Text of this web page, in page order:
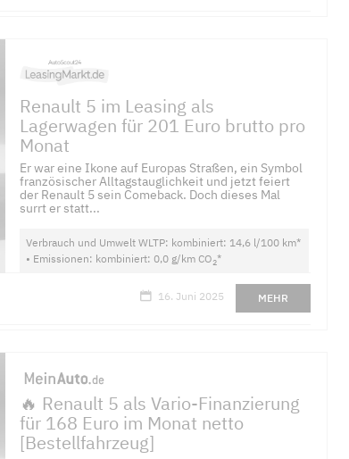
Renault 5 im Leasing als
Lagerwagen für 201 Euro brutto pro
Monat
Er war eine Ikone auf Europas Straßen, ein Symbol
französischer Alltagstauglichkeit und jetzt feiert
der Renault 5 sein Comeback. Doch dieses Mal
surrt er statt...
Verbrauch und Umwelt WLTP: kombiniert: 14,6 l/100 km*
• Emissionen: kombiniert: 0,0 g/km CO2*
16. Juni 2025 MEHR
🔥 Renault 5 als Vario-Finanzierung
für 168 Euro im Monat netto
[Bestellfahrzeug]